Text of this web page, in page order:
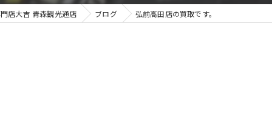
店大吉 青森観光通店 ブログ 弘前高田店の買取です。